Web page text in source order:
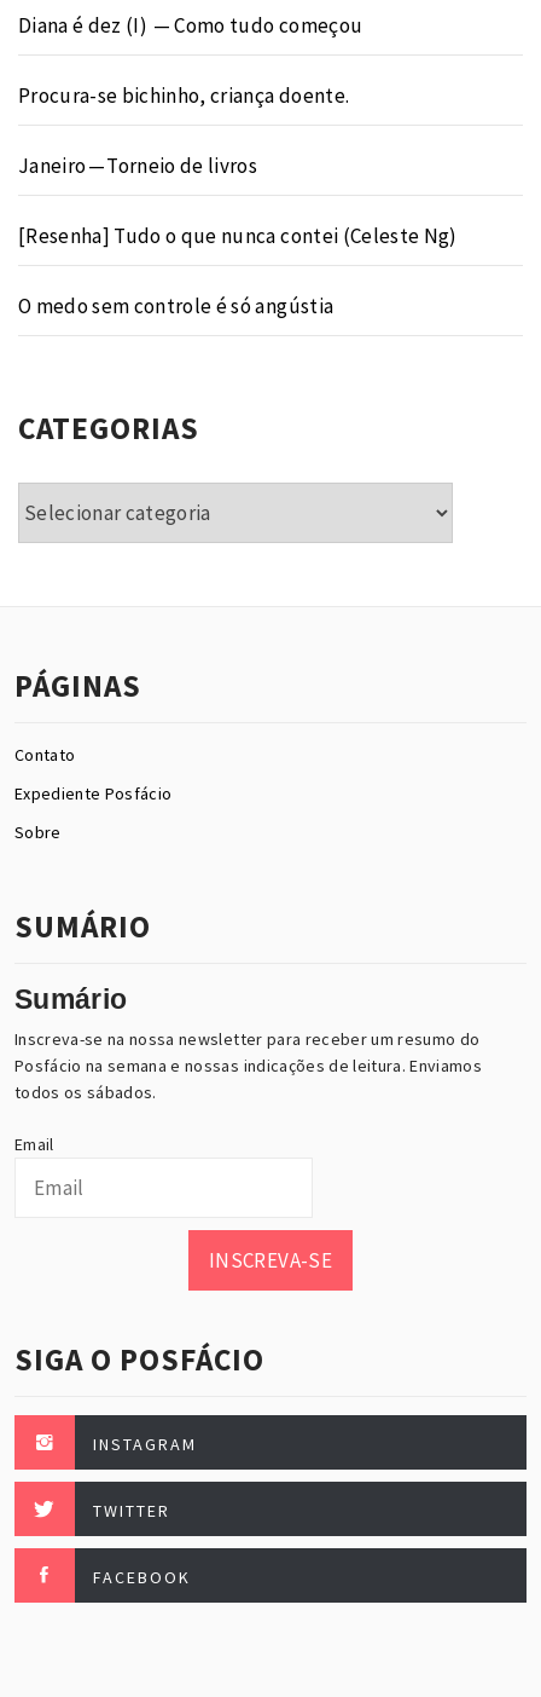
Diana é dez (I) — Como tudo começou
Procura-se bichinho, criança doente.
Janeiro — Torneio de livros
[Resenha] Tudo o que nunca contei (Celeste Ng)
O medo sem controle é só angústia
CATEGORIAS
PÁGINAS
Contato
Expediente Posfácio
Sobre
SUMÁRIO
Sumário
Inscreva-se na nossa newsletter para receber um resumo do
Posfácio na semana e nossas indicações de leitura. Enviamos
todos os sábados.
Email
INSCREVA-SE
SIGA O POSFÁCIO
INSTAGRAM
TWITTER
FACEBOOK